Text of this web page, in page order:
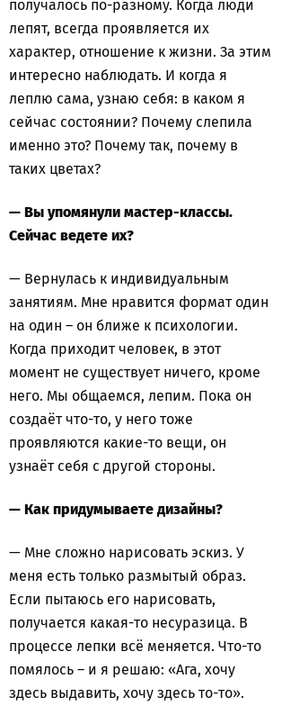
получалось по-разному. Когда люди
лепят, всегда проявляется их
характер, отношение к жизни. За этим
интересно наблюдать. И когда я
леплю сама, узнаю себя: в каком я
сейчас состоянии? Почему слепила
именно это? Почему так, почему в
таких цветах?
— Вы упомянули мастер-классы.
Сейчас ведете их?
— Вернулась к индивидуальным
занятиям. Мне нравится формат один
на один – он ближе к психологии.
Когда приходит человек, в этот
момент не существует ничего, кроме
него. Мы общаемся, лепим. Пока он
создаёт что-то, у него тоже
проявляются какие-то вещи, он
узнаёт себя с другой стороны.
— Как придумываете дизайны?
— Мне сложно нарисовать эскиз. У
меня есть только размытый образ.
Если пытаюсь его нарисовать,
получается какая-то несуразица. В
процессе лепки всё меняется. Что-то
помялось – и я решаю: «Ага, хочу
здесь выдавить, хочу здесь то-то».